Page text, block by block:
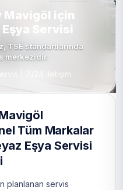
için
Eşya Servisi
TSE standartlarında
merkezidir.
| 7/24 iletişim
Tüm Markalar
Eşya Servisi
planlanan servis